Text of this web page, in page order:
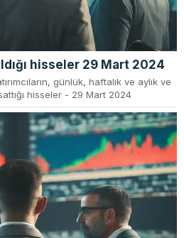
hisseler 29 Mart 2024
günlük, haftalık ve aylık ve
hisseler - 29 Mart 2024